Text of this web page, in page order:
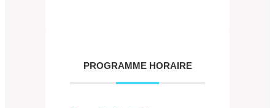
PROGRAMME HORAIRE